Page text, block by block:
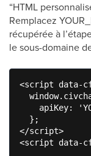
“HTML
Remplacez
récupérée à
le sous-domaine
<script data-
apiKey:
  };
</script>
<script data-